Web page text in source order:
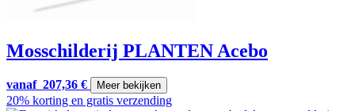
Mosschilderij PLANTEN Acebo
vanaf 207,36 € Meer bekijken
20% korting en gratis verzending